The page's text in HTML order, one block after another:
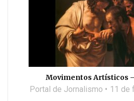
Movimentos Artísticos
Portal de Jornalismo 11 de